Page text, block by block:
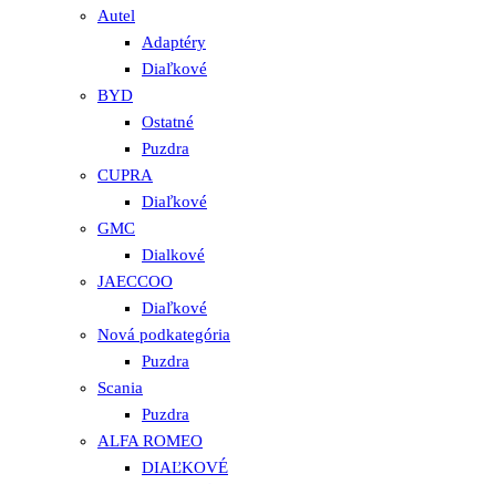
Autel
Adaptéry
Diaľkové
BYD
Ostatné
Puzdra
CUPRA
Diaľkové
GMC
Dialkové
JAECCOO
Diaľkové
Nová podkategória
Puzdra
Scania
Puzdra
ALFA ROMEO
DIAĽKOVÉ